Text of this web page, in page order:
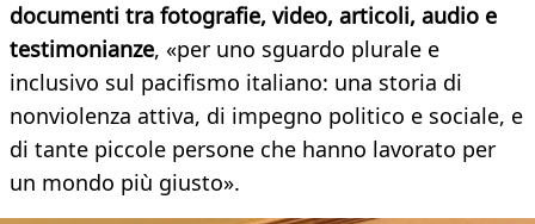
documenti tra fotografie, video, articoli, audio e
testimonianze, «per uno sguardo plurale e
inclusivo sul pacifismo italiano: una storia di
nonviolenza attiva, di impegno politico e sociale, e
di tante piccole persone che hanno lavorato per
un mondo più giusto».